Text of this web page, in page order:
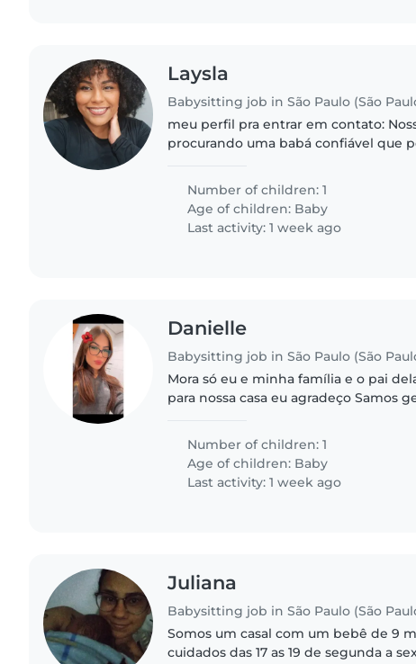
Laysla
Babysitting job in São Paulo (São
meu perfil pra entrar em contato: Nossa família está
procurando uma babá confiável que
vez na semana e a última..
Number of children: 1
Age of children: Baby
Last activity: 1 week ago
Danielle
Babysitting job in São Paulo (São
Mora só eu e minha família e o pai
para nossa casa eu agradeço Samos
Number of children: 1
Age of children: Baby
Last activity: 1 week ago
Juliana
Babysitting job in São Paulo (São
Somos um casal com um bebê de 9
cuidados das 17 as 19 de segunda a